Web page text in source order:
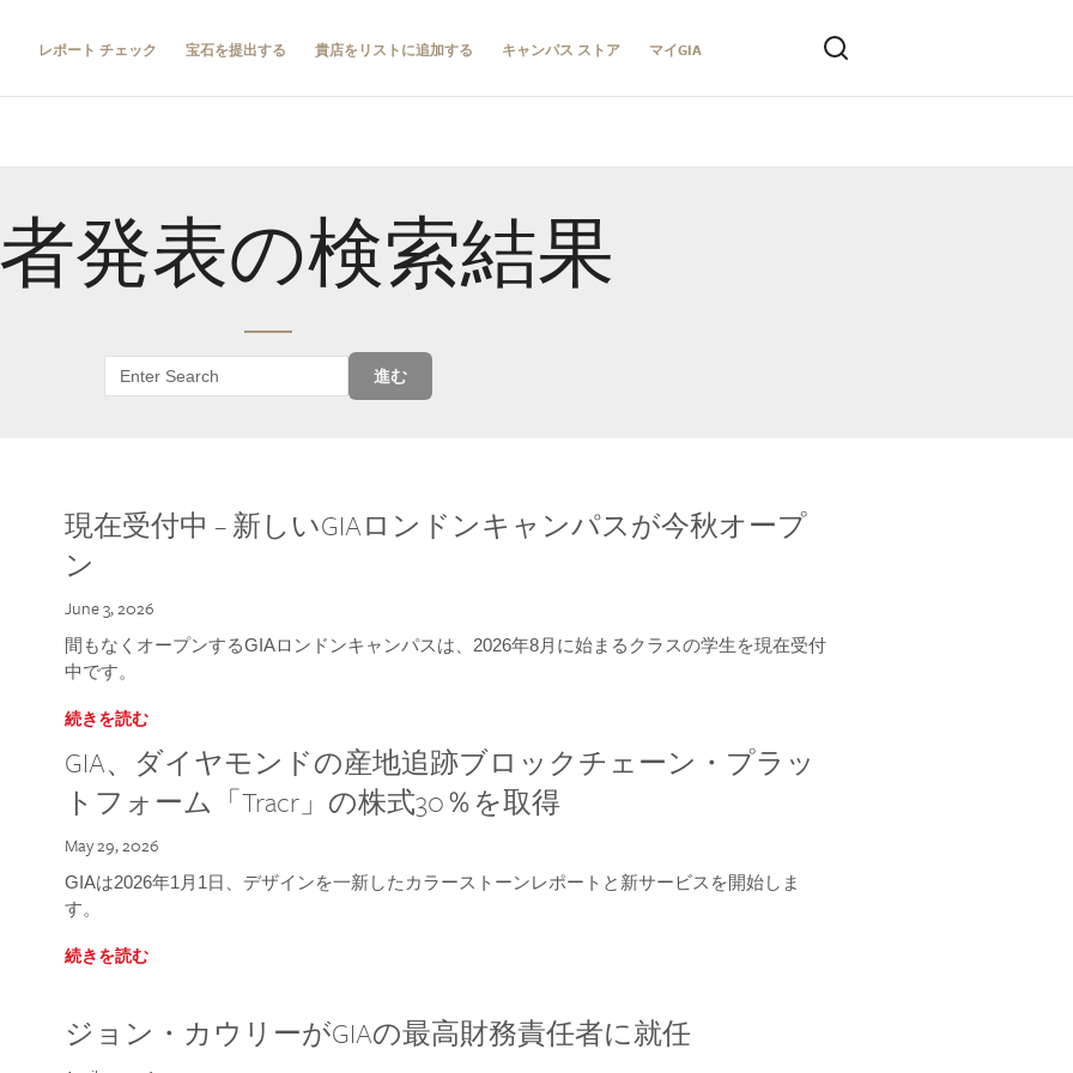
レポート チェック 宝石を提出する 貴店をリストに追加する キャンパス ストア マイGIA
発表の検索結果
進む
現在受付中 – 新しいGIAロンドンキャンパスが今秋オープ
ン
June 3, 2026
間もなくオープンするGIAロンドンキャンパスは、2026年8月に始まるクラスの学生を現在受付
中です。
続きを読む
GIA、ダイヤモンドの産地追跡ブロックチェーン・プラッ
トフォーム「Tracr」の株式30％を取得
May 29, 2026
GIAは2026年1月1日、デザインを一新したカラーストーンレポートと新サービスを開始しま
す。
続きを読む
ジョン・カウリーがGIAの最高財務責任者に就任